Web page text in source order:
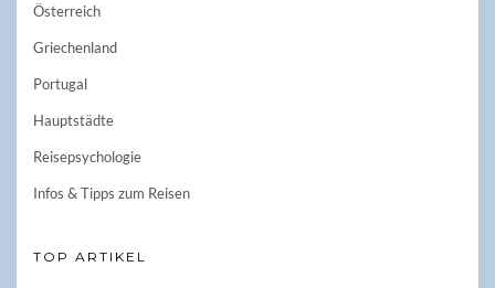
Österreich
Griechenland
Portugal
Hauptstädte
Reisepsychologie
Infos & Tipps zum Reisen
TOP ARTIKEL